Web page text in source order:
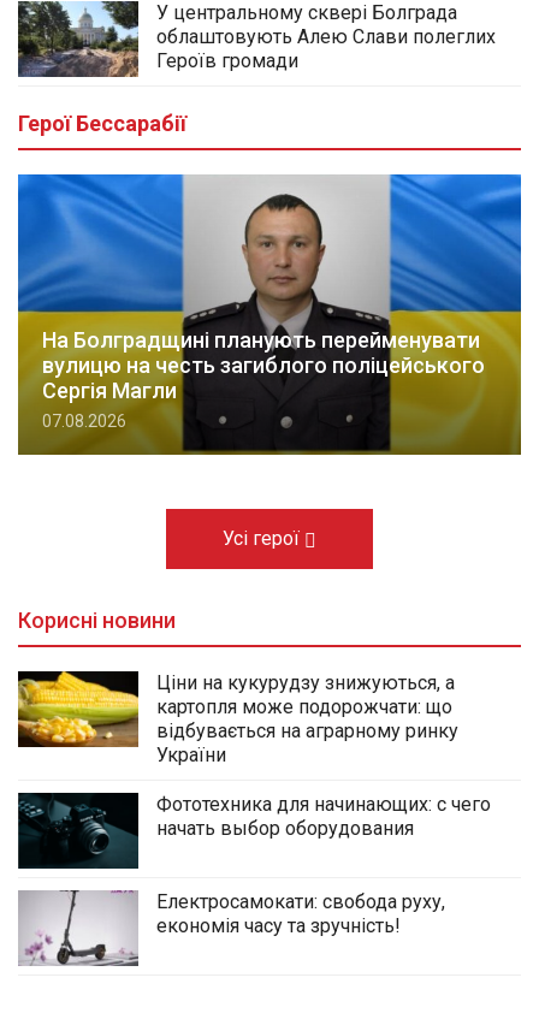
У центральному сквері Болграда
облаштовують Алею Слави полеглих
Героїв громади
Герої Бессарабії
На Болградщині планують перейменувати
вулицю на честь загиблого поліцейського
Сергія Магли
07.08.2026
Усі герої
Корисні новини
Ціни на кукурудзу знижуються, а
картопля може подорожчати: що
відбувається на аграрному ринку
України
Фототехника для начинающих: с чего
начать выбор оборудования
Електросамокати: свобода руху,
економія часу та зручність!